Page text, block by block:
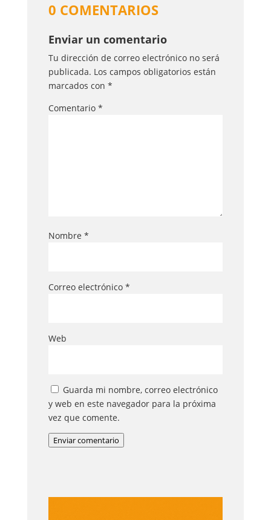
0 COMENTARIOS
Enviar un comentario
Tu dirección de correo electrónico no será
publicada. Los campos obligatorios están
marcados con *
Comentario *
Nombre *
Correo electrónico *
Web
Guarda mi nombre, correo electrónico
y web en este navegador para la próxima
vez que comente.
Enviar comentario